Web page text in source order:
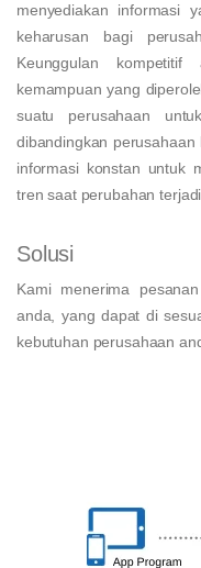
menyediakan informasi
keharusan bagi
Keunggulan
kemampuan yang
suatu perusahaan
dibandingkan
informasi konstan untuk
tren saat perubahan terjadi
Solusi
Kami menerima
anda, yang dapat di
kebutuhan perusahaan